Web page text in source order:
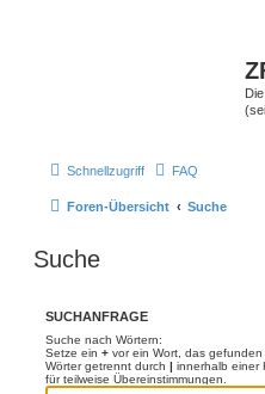
Schnellzugriff FAQ
Foren-Übersicht Suche
Suche
SUCHANFRAGE
Suche nach Wörtern:
Setze ein + vor ein Wort, das
Wörter getrennt durch | innerhalb einer
für teilweise Übereinstimmungen.